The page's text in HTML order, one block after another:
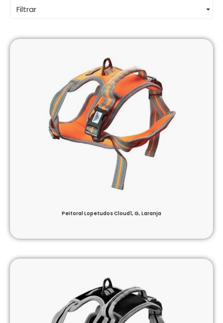
Filtrar
Peitoral Lopetudos Cloud1, G, Laranja